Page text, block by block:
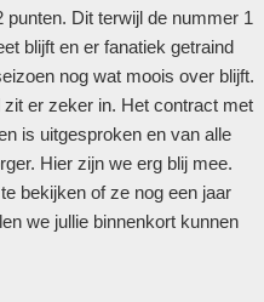
punten. Dit terwijl de nummer 1
blijft en er fanatiek getraind
nog wat moois over blijft.
er zeker in. Het contract met
is uitgesproken en van alle
Hier zijn we erg blij mee.
bekijken of ze nog een jaar
we jullie binnenkort kunnen